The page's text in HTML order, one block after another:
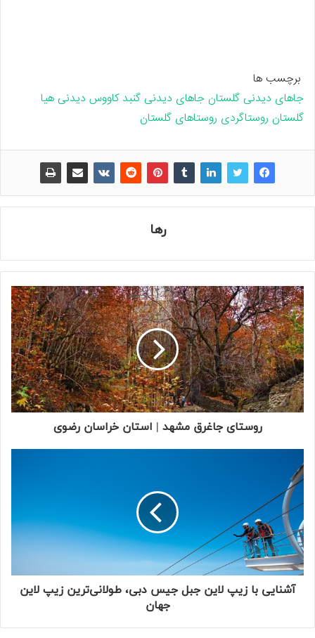
برچسب ها
جاهای دیدنی گلستان جاهای دیدنی گنبد کاووس دیدنی هیا
گلستان روستاگردی روستاهای گلستان
رها
روستای جاغرق مشهد | استان خراسان رضوی
آشنایی با زیپ لاین جبل جیس دبی، طولانی‌ترین زیپ لاین
جهان